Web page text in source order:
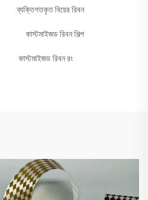
ব্যক্তিগতকৃত বিয়ের রিবন
কাস্টমাইজড রিবন শিল্প
কাস্টমাইজড রিবন রং